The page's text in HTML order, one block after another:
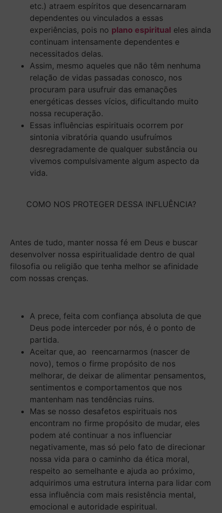
etc.) atraem espíritos que desencarnaram
dependentes ou vinculados a essas
experiências, pois no plano espiritual eles ainda
continuam intensamente dependentes e
necessitados delas.
Assim, mesmo aqueles que não têm nenhuma
relação de vidas passadas conosco, nos
procuram para usufruir das emanações
energéticas desses vícios, dificultando muito
nossa recuperação.
Essas influências espirituais ocorrem por
sintonia vibratória quando usufruímos
desregradamente de qualquer substância ou
vivemos compulsivamente algum aspecto da
vida.
COMO NOS PROTEGER DESSA INFLUÊNCIA?
Antes de tudo, manter nossa fé em Deus e buscar
desenvolver nossa espiritualidade dentro de qual
filosofia ou religião que tenha melhor se afinidade
com nossas crenças.
A prece, feita com confiança absoluta de que
Deus pode interceder por nós, é o ponto de
partida.
Aceitar que, ao reencarnarmos (nascer de
novo), temos o firme propósito de nos
melhorar, de deixar de alimentar pensamentos,
sentimentos e comportamentos que nos
mantenham nas tendências ruins.
Mas se nosso desafetos espirituais nos
encontram no firme propósito de mudar, eles
podem até continuar a nos influenciar
negativamente, mas só pelo fato de direcionar
nossa vida para o caminho da ética moral,
respeito ao semelhante e ajuda ao próximo,
adquirimos uma estrutura interna para lidar com
essa influência com mais resistência mental,
emocional e autoridade espiritual.